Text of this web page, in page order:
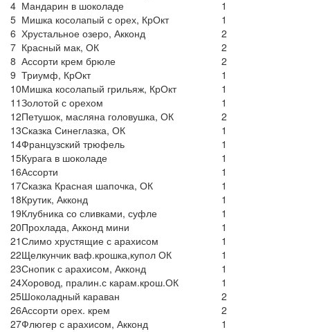
4 Мандарин в шоколаде
1
5 Мишка косолапый с орех, КрОкт
1
6 Хрустальное озеро, Акконд
2
7 Красный мак, ОК
2
8 Ассорти крем брюле
2
9 Триумф, КрОкт
1
10Мишка косолапый грильяж, КрОкт
1
11Золотой с орехом
1
12Петушок, масляна головушка, ОК
2
13Сказка Синеглазка, ОК
1
14Французский трюфель
1
15Курага в шоколаде
1
16Ассорти
1
17Сказка Красная шапочка, ОК
1
18Крутик, Акконд
1
19Клубника со сливками, суфле
1
20Прохлада, Акконд мини
1
21Слимо хрустящие с арахисом
1
22Щелкунчик ваф.крошка,купол ОК
1
23Снопик с арахисом, Акконд
1
24Хоровод, пралин.с карам.крош.ОК
1
25Шоколадный караван
2
26Ассорти орех. крем
2
27Флюгер с арахисом, Акконд
1